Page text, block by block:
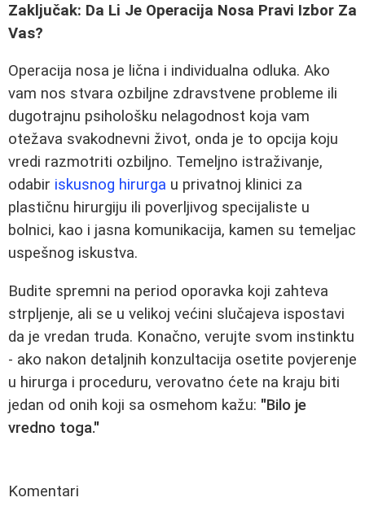
Zaključak: Da Li Je Operacija Nosa Pravi Izbor Za
Vas?
Operacija nosa je lična i individualna odluka. Ako
vam nos stvara ozbiljne zdravstvene probleme ili
dugotrajnu psihološku nelagodnost koja vam
otežava svakodnevni život, onda je to opcija koju
vredi razmotriti ozbiljno. Temeljno istraživanje,
odabir iskusnog hirurga u privatnoj klinici za
plastičnu hirurgiju ili poverljivog specijaliste u
bolnici, kao i jasna komunikacija, kamen su temeljac
uspešnog iskustva.
Budite spremni na period oporavka koji zahteva
strpljenje, ali se u velikoj većini slučajeva ispostavi
da je vredan truda. Konačno, verujte svom instinktu
- ako nakon detaljnih konzultacija osetite povjerenje
u hirurga i proceduru, verovatno ćete na kraju biti
jedan od onih koji sa osmehom kažu: "Bilo je
vredno toga."
Komentari